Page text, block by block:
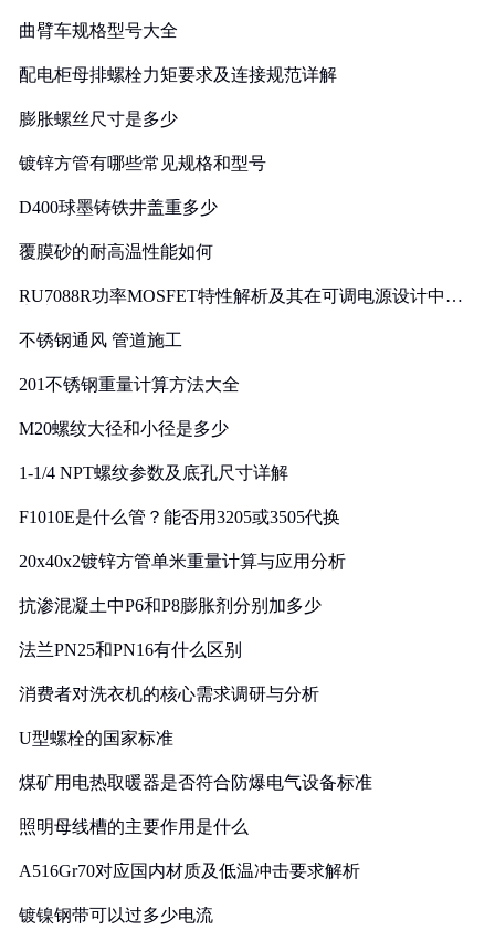
曲臂车规格型号大全
配电柜母排螺栓力矩要求及连接规范详解
膨胀螺丝尺寸是多少
镀锌方管有哪些常见规格和型号
D400球墨铸铁井盖重多少
覆膜砂的耐高温性能如何
RU7088R功率MOSFET特性解析及其在可调电源设计中的
不锈钢通风 管道施工
201不锈钢重量计算方法大全
M20螺纹大径和小径是多少
1-1/4 NPT螺纹参数及底孔尺寸详解
F1010E是什么管？能否用3205或3505代换
20x40x2镀锌方管单米重量计算与应用分析
抗渗混凝土中P6和P8膨胀剂分别加多少
法兰PN25和PN16有什么区别
消费者对洗衣机的核心需求调研与分析
U型螺栓的国家标准
煤矿用电热取暖器是否符合防爆电气设备标准
照明母线槽的主要作用是什么
A516Gr70对应国内材质及低温冲击要求解析
镀镍钢带可以过多少电流